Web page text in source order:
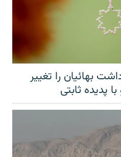
بهائیان را تغییر
پدیده ثابتی